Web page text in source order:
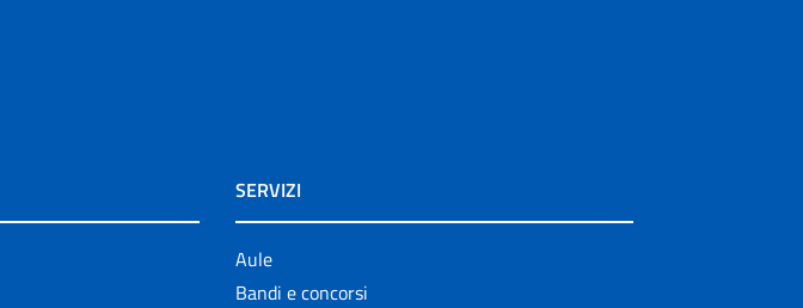
SERVIZI
Aule
Bandi e concorsi